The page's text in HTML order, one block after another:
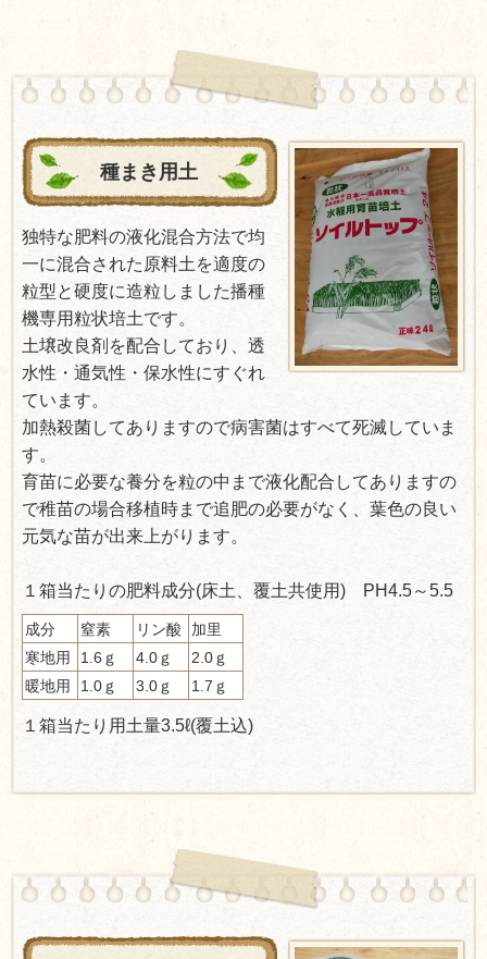
種まき用土
独特な肥料の液化混合方法で均
一に混合された原料土を適度の
粒型と硬度に造粒しました播種
機専用粒状培土です。
​​土壌改良剤を配合しており、透
水性・通気性・保水性にすぐれ
ています。
加熱殺菌してありますので病害菌はすべて死滅していま
す。
育苗に必要な養分を粒の中まで液化配合してありますの
で稚苗の場合移植時まで追肥の必要がなく、葉色の良い
元気な苗が出来上がります。
１箱当たりの肥料成分(床土、覆土共使用) PH4.5～5.5
成分 窒素 リン酸
加里
寒地用
1.6ｇ 4.0ｇ
2.0ｇ
暖地用
1.0ｇ 3.0ｇ 1.7ｇ
１箱当たり用土量3.5ℓ(覆土込)